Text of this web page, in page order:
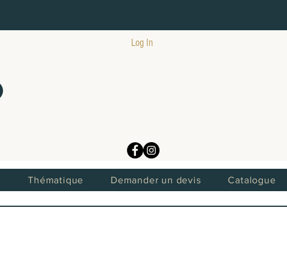
Log In
Thématique Demander un devis Catalogue